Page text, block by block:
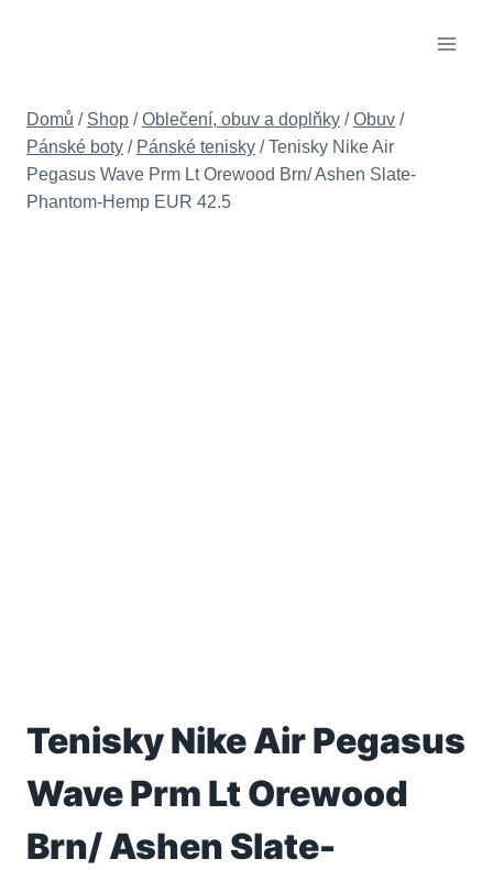
Domů / Shop / Oblečení, obuv a doplňky / Obuv /
Pánské boty / Pánské tenisky / Tenisky Nike Air
Pegasus Wave Prm Lt Orewood Brn/ Ashen Slate-
Phantom-Hemp EUR 42.5
Tenisky Nike Air Pegasus
Wave Prm Lt Orewood
Brn/ Ashen Slate-